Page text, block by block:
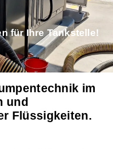
für Ihre Tankstelle!
im
und
Flüssigkeiten.